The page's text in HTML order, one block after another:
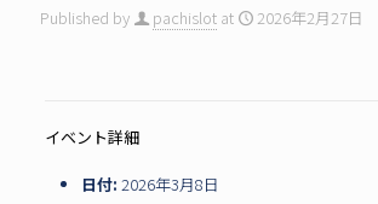
Published by pachislot at 2026年2月27日
イベント詳細
日付: 2026年3月8日